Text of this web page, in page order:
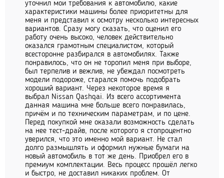
уточнил мои требования к автомобилю, какие
характеристики машины более приоритетны для
меня и представил к осмотру несколько интересных
вариантов. Сразу могу сказать, что оценил его
работу очень высоко, человек действительно
оказался грамотным специалистом, который
всесторонне разбирался в автомобилях. Также
понравилось, что он не торопил меня при выборе,
был терпелив и вежлив, не убеждал посмотреть
модели подороже, старался помочь подобрать
хороший вариант. Через некоторое время я
выбрал Nissan Qashqai. Из всего ассортимента
данная машина мне больше всего понравилась,
причём и по техническим параметрам, и по цене.
Перед покупкой мне оказали возможность сделать
на нее тест-драйв, после которого я стопроцентно
уверился, что это именно мой вариант. Не стал
долго размышлять и оформил нужные бумаги на
новый автомобиль в тот же день. Приобрел его в
премиум комплектации. Весь процесс прошёл легко
и быстро, не доставил никаких проблем. От